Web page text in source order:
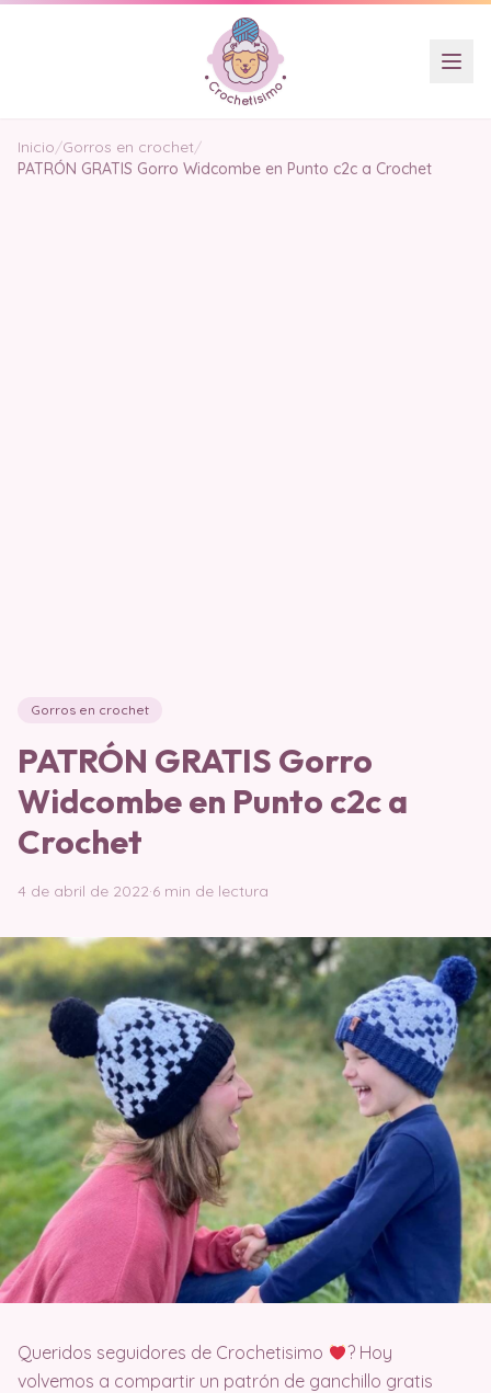
Inicio/Gorros en crochet/
PATRÓN GRATIS Gorro Widcombe en Punto c2c a Crochet
Gorros en crochet
PATRÓN GRATIS Gorro
Widcombe en Punto c2c a
Crochet
4 de abril de 2022·6 min de lectura
Queridos seguidores de Crochetisimo
? Hoy
volvemos a compartir un patrón de ganchillo gratis